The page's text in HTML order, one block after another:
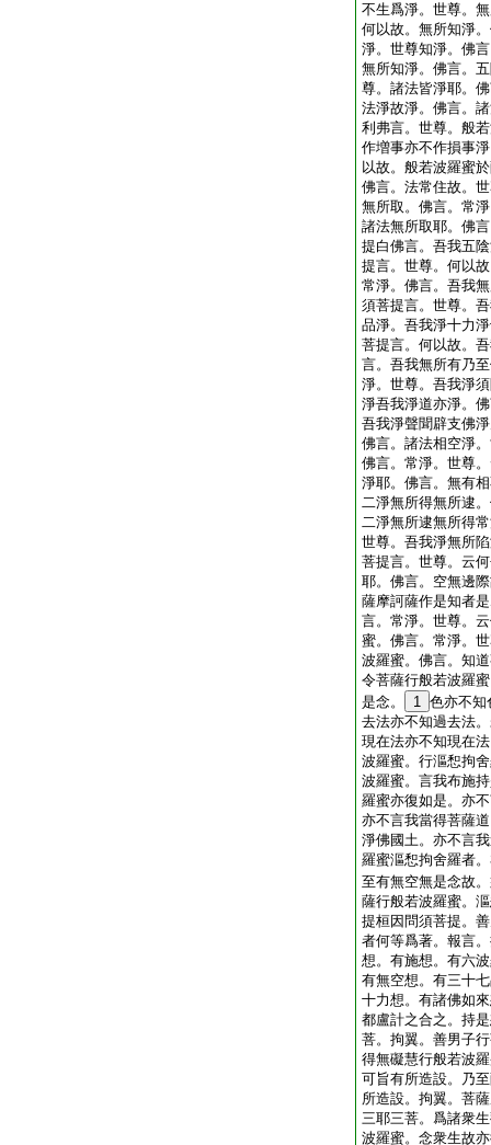
不生爲淨。世尊。
何以故。無所知淨
淨。世尊知淨。佛
無所知淨。佛言。
尊。諸法皆淨耶。
法淨故淨。佛言。
利弗言。世尊。般
作増事亦不作損事
以故。般若波羅蜜
佛言。法常住故。
無所取。佛言。常
諸法無所取耶。佛
提白佛言。吾我五
提言。世尊。何以
常淨。佛言。吾我
須菩提言。世尊。
品淨。吾我淨十力
菩提言。何以故。
言。吾我無所有乃
淨。世尊。吾我淨
淨吾我淨道亦淨。
吾我淨聲聞辟支佛
佛言。諸法相空淨
佛言。常淨。世尊
淨耶。佛言。無有
二淨無所得無所逮
二淨無所逮無所得
世尊。吾我淨無所
菩提言。世尊。云
耶。佛言。空無邊
薩摩訶薩作是知者
言。常淨。世尊。
蜜。佛言。常淨。
波羅蜜。佛言。知
令菩薩行般若波羅
是念。
1 色亦不知
去法亦不知過去法
現在法亦不知現在
波羅蜜。行漚惒拘
波羅蜜。言我布施
羅蜜亦復如是。亦
亦不言我當得菩薩
淨佛國土。亦不言
羅蜜漚惒拘舍羅者
至有無空無是念故
薩行般若波羅蜜。
提桓因問須菩提。
者何等爲著。報言
想。有施想。有六
有無空想。有三十
十力想。有諸佛如
都盧計之合之。持
菩。拘翼。善男子
得無礙慧行般若波
可旨有所造設。乃
所造設。拘翼。菩
三耶三菩。爲諸衆
波羅蜜。念衆生故